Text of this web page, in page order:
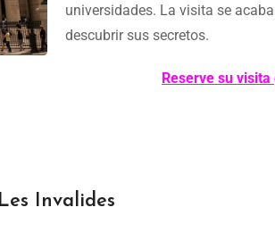
universidades. La visita se
descubrir sus secretos.
Reservesu visita
Les Invalides